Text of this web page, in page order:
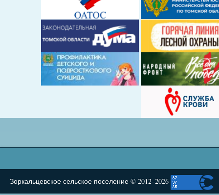
Зоркальцевское сельское поселение © 2012–2026